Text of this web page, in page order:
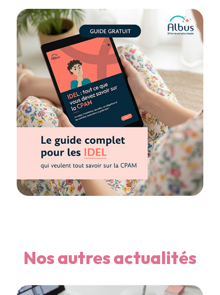
Nos autres actualités